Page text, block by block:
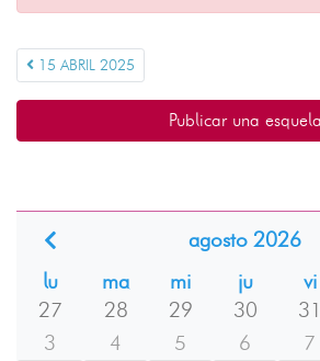
15 ABRIL 2025
Publicar una esquela
agosto 2026
lu
ma mi ju vi
27
28 29 30 31
3
4 5 6 7